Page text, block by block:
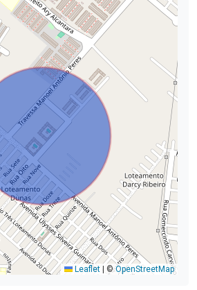
Leaflet ©OpenStreetMap